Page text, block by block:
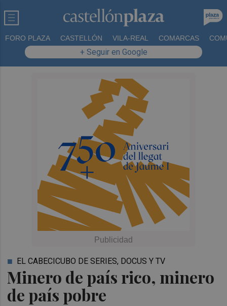
FORO PLAZA CASTELLÓN VILA-REAL COMARCAS
+ Seguir en Google
Minero de país rico, minero
de país pobre
EL CABECICUBO DE SERIES, DOCUS Y TV